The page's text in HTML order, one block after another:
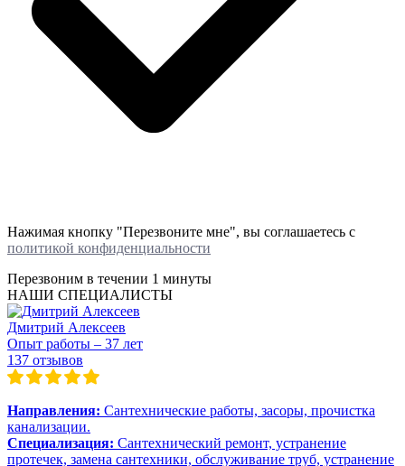
Нажимая кнопку "Перезвоните мне", вы соглашаетесь с
политикой конфиденциальности
Перезвоним в течении 1 минуты
НАШИ СПЕЦИАЛИСТЫ
Дмитрий Алексеев
Опыт работы – 37 лет
137 отзывов
Направления: Сантехнические работы, засоры, прочистка
канализации.
Специализация: Сантехнический ремонт, устранение
протечек, замена сантехники, обслуживание труб, устранение